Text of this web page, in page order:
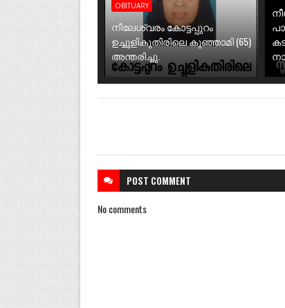
OBITUARY
നീലേശ്വരം കോട്ടപ്പുറം
ഉച്ചൂളികുതിരിലെ കുഞ്ഞാമി (65)
അന്തരിച്ചു.
POST COMMENT
No comments